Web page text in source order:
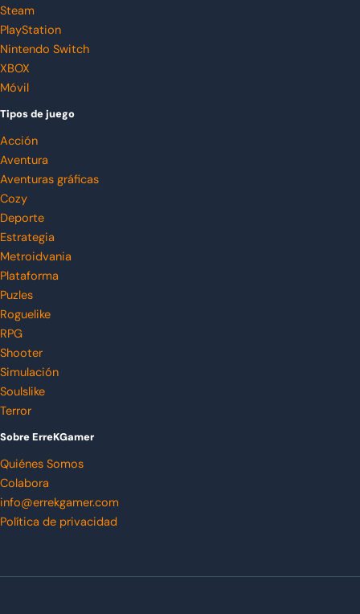
Steam
PlayStation
Nintendo Switch
XBOX
Móvil
Tipos de juego
Acción
Aventura
Aventuras gráficas
Cozy
Deporte
Estrategia
Metroidvania
Plataforma
Puzles
Roguelike
RPG
Shooter
Simulación
Soulslike
Terror
Sobre ErreKGamer
Quiénes Somos
Colabora
info@errekgamer.com
Política de privacidad